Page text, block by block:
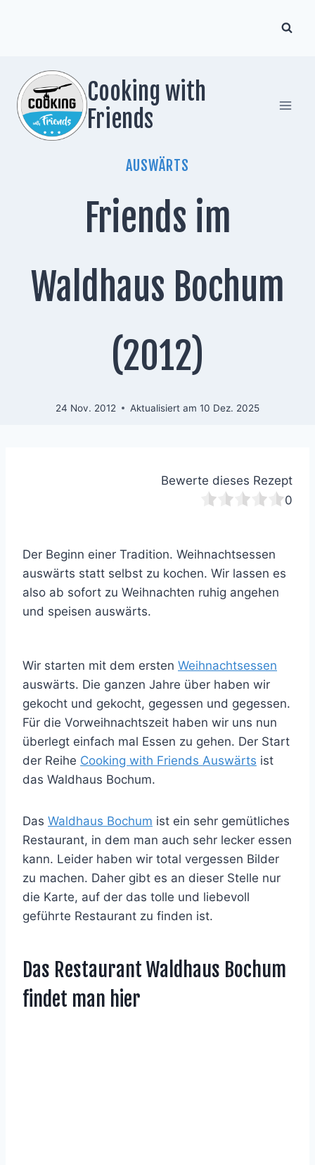
Cooking with
Friends
AUSWÄRTS
Friends im
Waldhaus Bochum
(2012)
24 Nov. 2012 Aktualisiert am 10 Dez. 2025
Bewerte dieses Rezept
0
Der Beginn einer Tradition. Weihnachtsessen
auswärts statt selbst zu kochen. Wir lassen es
also ab sofort zu Weihnachten ruhig angehen
und speisen auswärts.
Wir starten mit dem ersten Weihnachtsessen
auswärts. Die ganzen Jahre über haben wir
gekocht und gekocht, gegessen und gegessen.
Für die Vorweihnachtszeit haben wir uns nun
überlegt einfach mal Essen zu gehen. Der Start
der Reihe Cooking with Friends Auswärts ist
das Waldhaus Bochum.
Das Waldhaus Bochum ist ein sehr gemütliches
Restaurant, in dem man auch sehr lecker essen
kann. Leider haben wir total vergessen Bilder
zu machen. Daher gibt es an dieser Stelle nur
die Karte, auf der das tolle und liebevoll
geführte Restaurant zu finden ist.
Das Restaurant Waldhaus Bochum
findet man hier